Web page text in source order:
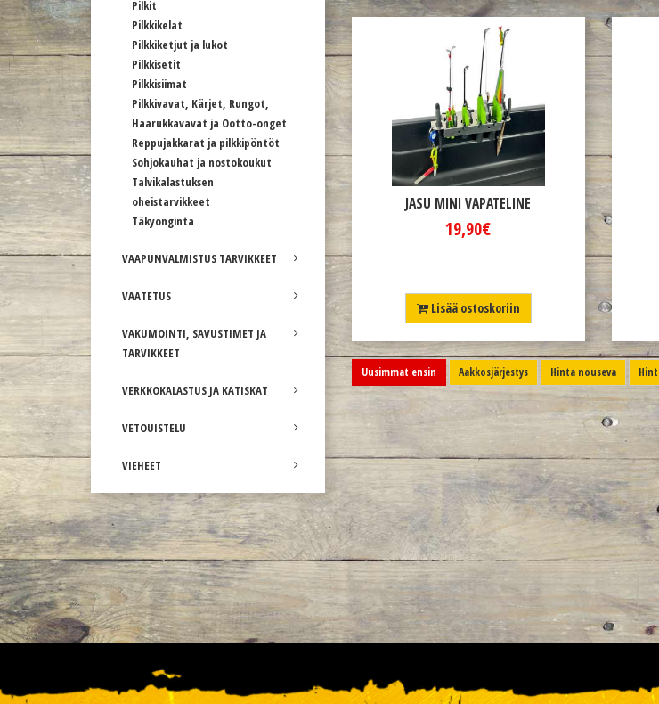
Pilkit
Pilkkikelat
Pilkkiketjut ja lukot
Pilkkisetit
Pilkkisiimat
Pilkkivavat, Kärjet, Rungot,
Haarukkavavat ja Ootto-onget
Reppujakkarat ja pilkkipöntöt
Sohjokauhat ja nostokoukut
Talvikalastuksen
oheistarvikkeet
Täkyonginta
VAAPUNVALMISTUS TARVIKKEET
VAATETUS
VAKUMOINTI, SAVUSTIMET JA
TARVIKKEET
VERKKOKALASTUS JA KATISKAT
VETOUISTELU
VIEHEET
JASU MINI VAPATELINE
19,90€
Lisää ostoskoriin
Uusimmat ensin Aakkosjärjestys Hinta nouseva